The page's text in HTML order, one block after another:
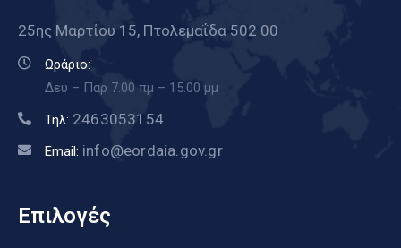
25ης Μαρτίου 15, Πτολεμαΐδα 502 00
Ωράριο:
Δευ – Παρ 7.00 πμ – 15.00 μμ
Τηλ: 2463053154
Email: info@eordaia.gov.gr
Επιλογές